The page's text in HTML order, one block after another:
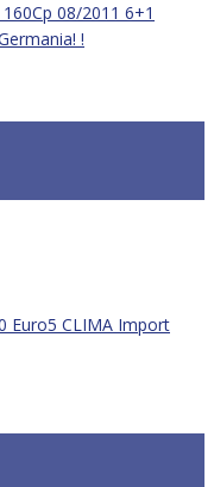
08/2011 6+1
!
Euro5 CLIMA Import